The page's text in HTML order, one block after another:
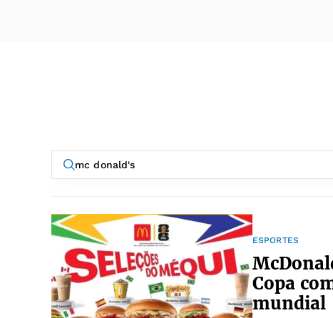
ESPORTES
Copa
mundial